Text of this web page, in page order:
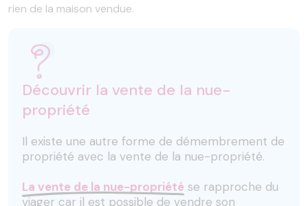
rien de la maison vendue.
Découvrir la vente de la nue-
propriété
Il existe une autre forme de démembrement de
propriété avec la vente de la nue-propriété.
La vente de la nue-propriété se rapproche du
viager car il est possible de vendre son